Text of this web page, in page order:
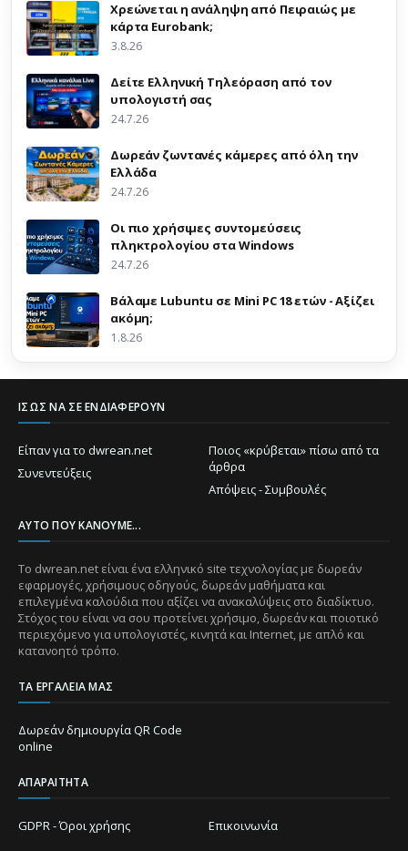
Χρεώνεται η ανάληψη από Πειραιώς με
κάρτα Eurobank;
3.8.26
Δείτε Ελληνική Τηλεόραση από τον
υπολογιστή σας
24.7.26
Δωρεάν ζωντανές κάμερες από όλη την
Ελλάδα
24.7.26
Οι πιο χρήσιμες συντομεύσεις
πληκτρολογίου στα Windows
24.7.26
Βάλαμε Lubuntu σε Mini PC 18 ετών - Αξίζει
ακόμη;
1.8.26
ΊΣΩΣ ΝΑ ΣΕ ΕΝΔΙΑΦΈΡΟΥΝ
Είπαν για το dwrean.net
Ποιος «κρύβεται» πίσω από τα
άρθρα
Συνεντεύξεις
Απόψεις - Συμβουλές
ΑΥΤΌ ΠΟΥ ΚΆΝΟΥΜΕ...
Το dwrean.net είναι ένα ελληνικό site τεχνολογίας με δωρεάν
εφαρμογές, χρήσιμους οδηγούς, δωρεάν μαθήματα και
επιλεγμένα καλούδια που αξίζει να ανακαλύψεις στο διαδίκτυο.
Στόχος του είναι να σου προτείνει χρήσιμο, δωρεάν και ποιοτικό
περιεχόμενο για υπολογιστές, κινητά και Internet, με απλό και
κατανοητό τρόπο.
ΤΑ ΕΡΓΑΛΕΊΑ ΜΑΣ
Δωρεάν δημιουργία QR Code
online
ΑΠΑΡΑΊΤΗΤΑ
GDPR - Όροι χρήσης Επικοινωνία